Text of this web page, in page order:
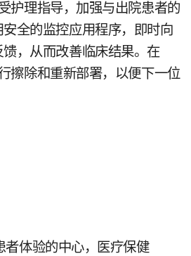
护理​指导，​加强​与​出院​患者​的​
全​的​监控​应用​程序，​即时​向​
，​从​而​改善​临床​结果。​在​
擦除​和​重新​部署，​以​便​下​一​位​
者​体验​的​中心，​医疗​保健​